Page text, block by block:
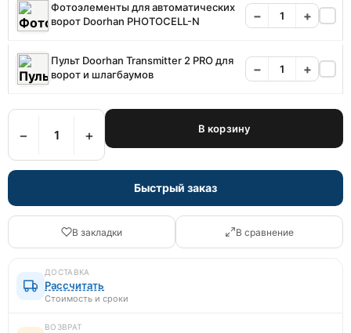
Фотоэлементы для автоматических
ворот Doorhan PHOTOCELL-N
− +
Пульт Doorhan Transmitter 2 PRO для
ворот и шлагбаумов
− +
− + В корзину
Быстрый заказ
В закладки В сравнение
ДОСТАВКА
Рассчитать
Стоимость и сроки
ВОЗВРАТ